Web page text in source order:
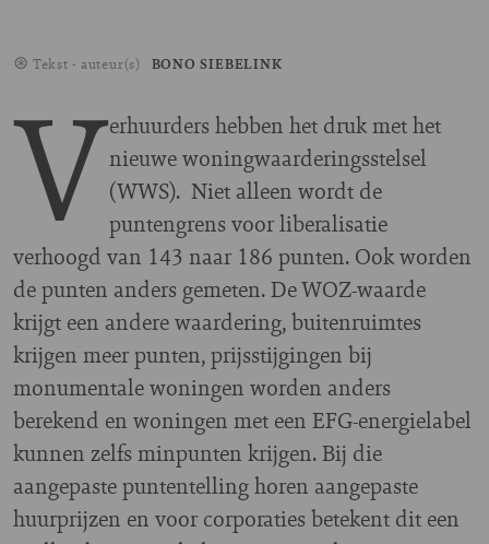
Tekst - auteur(s) BONO SIEBELINK
Verhuurders hebben het druk met het
nieuwe woningwaarderingsstelsel
(WWS). Niet alleen wordt de
puntengrens voor liberalisatie
verhoogd van 143 naar 186 punten. Ook worden
de punten anders gemeten. De WOZ-waarde
krijgt een andere waardering, buitenruimtes
krijgen meer punten, prijsstijgingen bij
monumentale woningen worden anders
berekend en woningen met een EFG-energielabel
kunnen zelfs minpunten krijgen. Bij die
aangepaste puntentelling horen aangepaste
huurprijzen en voor corporaties betekent dit een